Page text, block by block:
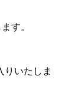
す。
りいたしま